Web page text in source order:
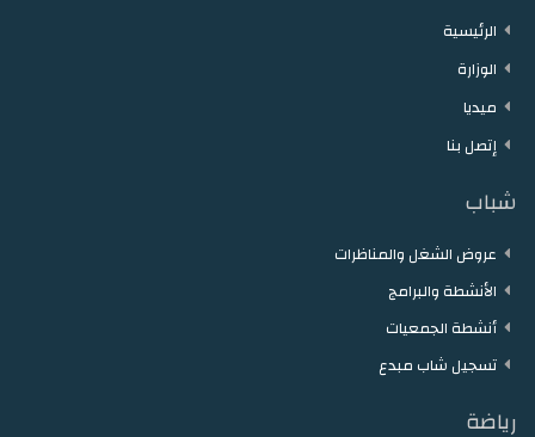
الرئيسية
الوزارة
ميديا
إتصل بنا
شباب
عروض الشغل والمناظرات
الأنشطة والبرامج
أنشطة الجمعيات
تسجيل شاب مبدع
رياضة